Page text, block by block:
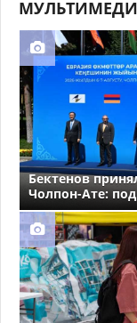
Бектенов
Чолпон-Ате: